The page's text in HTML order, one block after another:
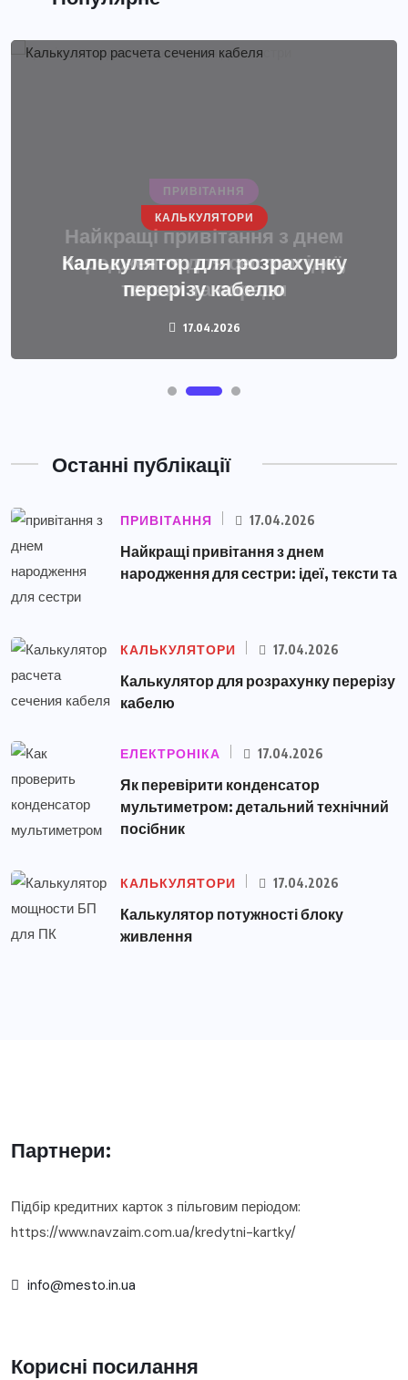
КАЛЬКУЛЯТОРИ
Калькулятор для розрахунку
перерізу кабелю
17.04.2026
Останні публікації
ПРИВІТАННЯ 17.04.2026
Найкращі привітання з днем
народження для сестри: ідеї, тексти та
КАЛЬКУЛЯТОРИ 17.04.2026
Калькулятор для розрахунку перерізу
кабелю
ЕЛЕКТРОНІКА 17.04.2026
Як перевірити конденсатор
мультиметром: детальний технічний
посібник
КАЛЬКУЛЯТОРИ 17.04.2026
Калькулятор потужності блоку
живлення
Партнери:
Підбір кредитних карток з пільговим періодом:
https://www.navzaim.com.ua/kredytni-kartky/
info@mesto.in.ua
Корисні посилання